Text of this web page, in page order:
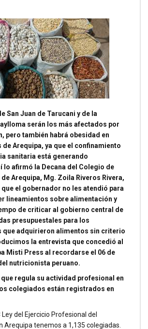
San Juan de Tarucani y de la
serán los más afectados por
pero también habrá obesidad en
Arequipa, ya que el confinamiento
sanitaria está generando
lo afirmó la Decana del Colegio de
Arequipa, Mg. Zoila Riveros Rivera,
el gobernador no les atendió para
lineamientos sobre alimentación y
de criticar al gobierno central de
presupuestales para los
que adquirieron alimentos sin criterio
la entrevista que concedió al
Misti Press al recordarse el 06 de
nutricionista peruano.
que regula su actividad profesional en
colegiados están registrados en
Ley del Ejercicio Profesional del
Arequipa tenemos a 1,135 colegiadas.